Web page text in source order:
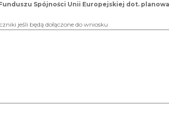
Spójności Unii Europejskiej dot.
jeśli będą dołączone do wniosku